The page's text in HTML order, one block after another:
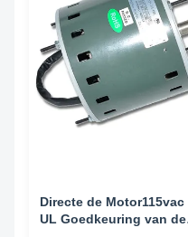
Directe de Motor115vac
UL Goedkeuring van de